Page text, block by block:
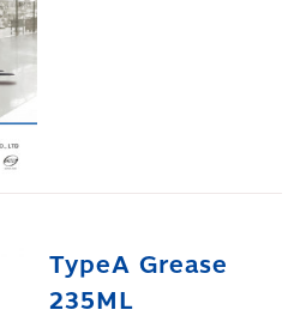
TypeA Grease
235ML